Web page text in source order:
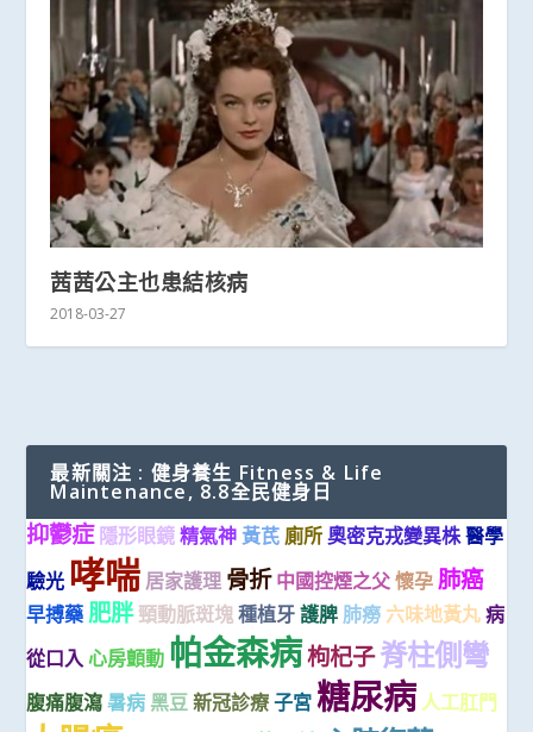
茜茜公主也患結核病
2018-03-27
最新關注 : 健身養生 Fitness & Life
Maintenance, 8.8全民健身日
抑鬱症 隱形眼鏡 精氣神 黃芪 廁所 奧密克戎變異株醫學
驗光 哮喘 居家護理 骨折 中國控煙之父 懷孕 肺癌
早搏藥 肥胖 頸動脈斑塊 種植牙 護脾 肺癆 六味地黃丸 病
從口入 心房顫動 帕金森病枸杞子脊柱側彎
腹痛腹瀉 暑病 黑豆 新冠診療 子宮 糖尿病人工肛門